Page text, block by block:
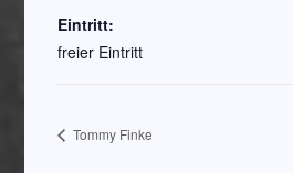
Eintritt:
freier Eintritt
Tommy Finke